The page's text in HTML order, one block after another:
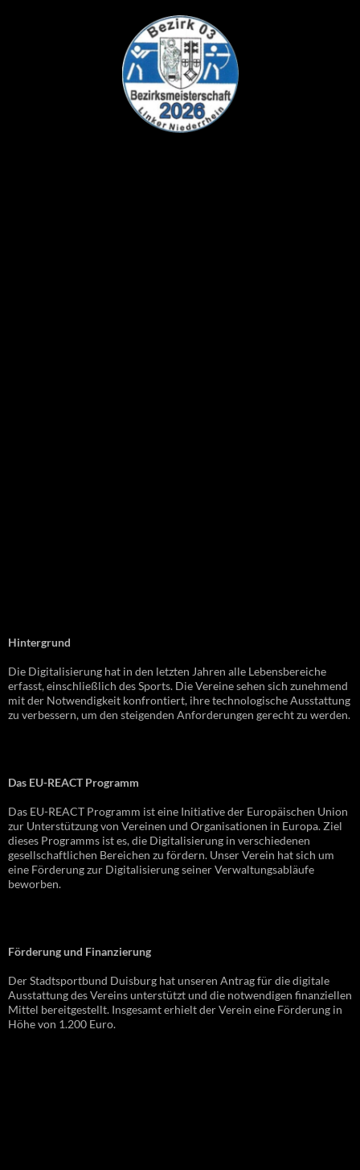
Hintergrund
Die Digitalisierung hat in den letzten Jahren alle Lebensbereiche
erfasst, einschließlich des Sports. Die Vereine sehen sich zunehmend
mit der Notwendigkeit konfrontiert, ihre technologische Ausstattung
zu verbessern, um den steigenden Anforderungen gerecht zu werden.
Das EU-REACT Programm
Das EU-REACT Programm ist eine Initiative der Europäischen Union
zur Unterstützung von Vereinen und Organisationen in Europa. Ziel
dieses Programms ist es, die Digitalisierung in verschiedenen
gesellschaftlichen Bereichen zu fördern. Unser Verein hat sich um
eine Förderung zur Digitalisierung seiner Verwaltungsabläufe
beworben.
Förderung und Finanzierung
Der Stadtsportbund Duisburg hat unseren Antrag für die digitale
Ausstattung des Vereins unterstützt und die notwendigen finanziellen
Mittel bereitgestellt. Insgesamt erhielt der Verein eine Förderung in
Höhe von 1.200 Euro.